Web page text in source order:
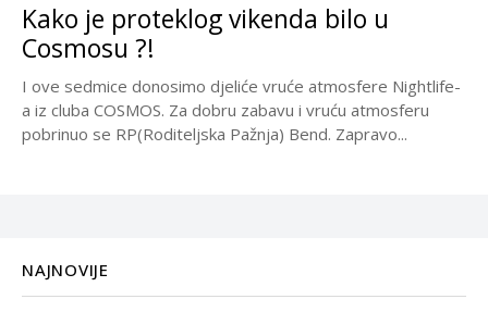
Kako je proteklog vikenda bilo u
Cosmosu ?!
I ove sedmice donosimo djeliće vruće atmosfere Nightlife-
a iz cluba COSMOS. Za dobru zabavu i vruću atmosferu
pobrinuo se RP(Roditeljska Pažnja) Bend. Zapravo...
NAJNOVIJE